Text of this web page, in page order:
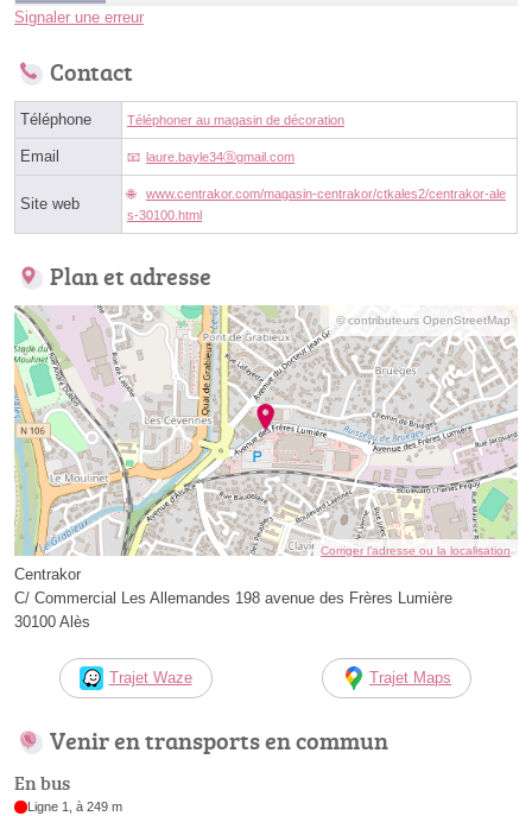
Signaler une erreur
Contact
Téléphone Téléphoner au magasin de décoration
Email laure.bayle34ⓐgmail.com
Site web
www.centrakor.com/magasin-centrakor/ctkales2/centrakor-ale
s-30100.html
Plan et adresse
© contributeurs OpenStreetMap
Corriger l’adresse ou la localisation
Centrakor
C/ Commercial Les Allemandes 198 avenue des Frères Lumière
30100 Alès
Trajet Waze Trajet Maps
Venir en transports en commun
En bus
Ligne 1, à 249 m